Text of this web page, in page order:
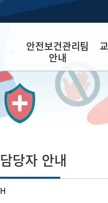
안전보건관리팀
안내
안전보건 목표와 경영
방침
업무 소개
안
H
담당자 안내